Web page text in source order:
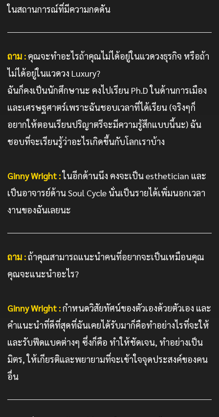
ในสถานการณ์ที่มีความกดดัน
ถาม : คุณจะทำอะไรถ้าคุณไม่ได้อยู่ในแวดวงธุรกิจ หรือถ้า
ไม่ได้อยู่ในแวดวง Luxury?
ฉันก็คงเป็นนักศึกษานะ คงไปเรียน Ph.D ในด้านการเมือง
และเศรษฐศาตร์เพราะฉันชอบเวลาที่ได้เรียน (จริงๆก็
อยากให้ตอนเรียนปริญาตรีจะมีความรู้สึกแบบนี้นะ) ฉัน
ชอบที่จะเรียนรู้ว่าอะไรเกิดขึ้นกับโลกเราบ้าง
Ginny Wright :ในอีกด้านนึง คงจะเป็น esthetician และ
เป็นอาจารย์ด้าน Soul Cycle นั่นเป็นรายได้เพิ่มนอกเวลา
งานของฉันเลยนะ
ถาม :ถ้าคุณสามารถแนะนำคนที่อยากจะเป็นเหมือนคุณ
คุณจะแนะนำอะไร?
Ginny Wright :กำหนดวิสัยทัศน์ของตัวเองด้วยตัวเอง และ
คำแนะนำที่ดีที่สุดที่ฉันเคยได้รับมาก็คือทำอย่างไรที่จะให้
และรับฟีดแบคต่างๆ ซึ่งก็คือ ทำให้ชัดเจน, ทำอย่างเป็น
มิตร, ให้เกียรติและพยายามที่จะเข้าใจจุดประสงค์ของคน
อื่น